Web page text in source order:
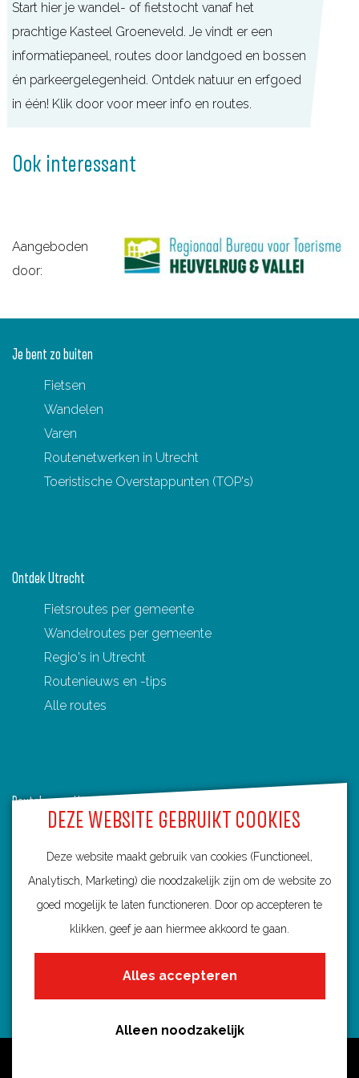
DEZE WEBSITE GEBRUIKT COOKIES
Deze website maakt gebruik van cookies (Functioneel,
Analytisch, Marketing) die noodzakelijk zijn om de website zo
goed mogelijk te laten functioneren. Door op accepteren te
klikken, geef je aan hiermee akkoord te gaan.
Alles accepteren
Alleen noodzakelijk
f
t
e
e
l
G
e
v
e
d
Start hier je wandel- of fietstocht vanaf het
prachtige Kasteel Groeneveld. Je vindt er een
informatiepaneel, routes door landgoed en bossen
én parkeergelegenheid. Ontdek natuur en erfgoed
in één! Klik door voor meer info en routes.
O
s
t
l
Ook interessant
Aangeboden
door:
Je bent zo buiten
Fietsen
Wandelen
Varen
Routenetwerken in Utrecht
Toeristische Overstappunten (TOP's)
Ontdek Utrecht
Fietsroutes per gemeente
Wandelroutes per gemeente
Regio's in Utrecht
Routenieuws en -tips
Alle routes
Routebureau Utrecht
Huis voor de Provincie
Archimedeslaan 6
3584 BA Utrecht
info@routebureau-utrecht.nl